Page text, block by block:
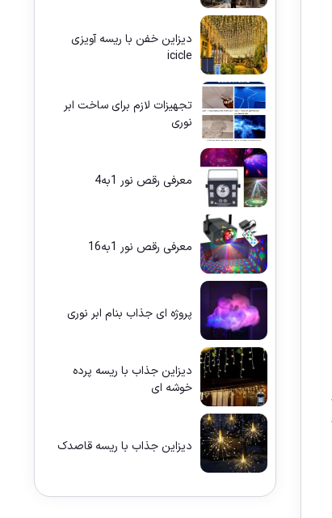
دیزاین خفن با ریسه آویزی
icicle
تجهیزات لازم برای ساخت ابر
نوری
معرفی رقص نور 1به4
معرفی رقص نور 1به16
پروژه ای جذاب بنام ابر نوری
دیزاین جذاب با ریسه پرده
خوشه ای
دیزاین جذاب با ریسه قاصدک